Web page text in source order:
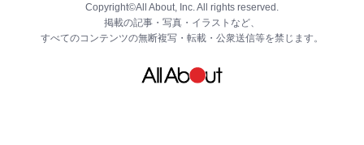
Copyright©All About, Inc. All rights reserved.
掲載の記事・写真・イラストなど、
すべてのコンテンツの無断複写・転載・公衆送信等を禁じます。